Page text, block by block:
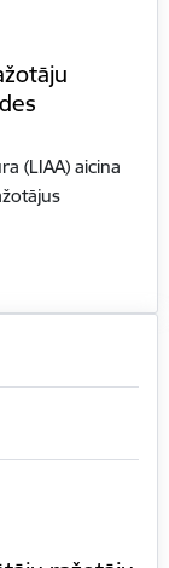
(LIAA) aicina